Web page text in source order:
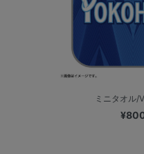
ミニタオル/